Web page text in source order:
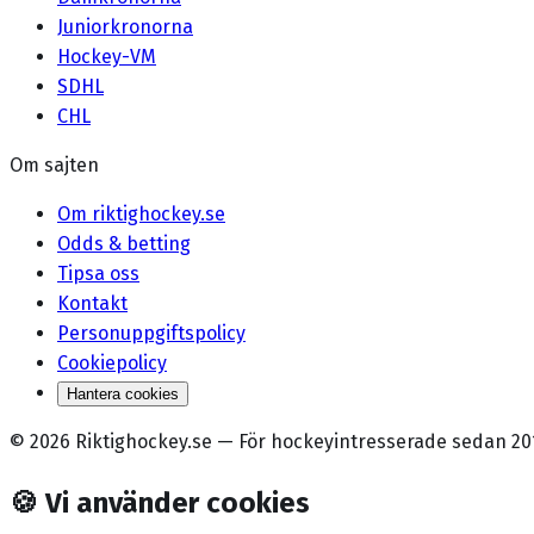
Juniorkronorna
Hockey-VM
SDHL
CHL
Om sajten
Om riktighockey.se
Odds & betting
Tipsa oss
Kontakt
Personuppgiftspolicy
Cookiepolicy
Hantera cookies
© 2026 Riktighockey.se — För hockeyintresserade sedan
🍪 Vi använder cookies